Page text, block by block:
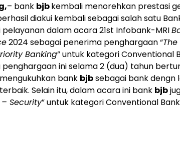
– bank bjbkembali menorehkan prestasi
diakui kembali sebagai salah satu
pelayanan dalam acara 21st Infobank-MRI
2024 sebagai penerima penghargaan “
Banking” untuk kategori Conventional
penghargaan ini selama 2 (dua) tahun
bank bjbsebagai bank dengn
Selain itu, dalam acara ini bank bjb
Security” untuk kategori Conventional